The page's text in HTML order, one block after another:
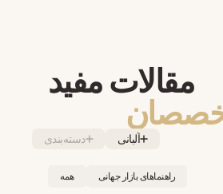
مقالات مفید
دسته‌بندی آلبانی
همه راهنماهای بازار جهانی